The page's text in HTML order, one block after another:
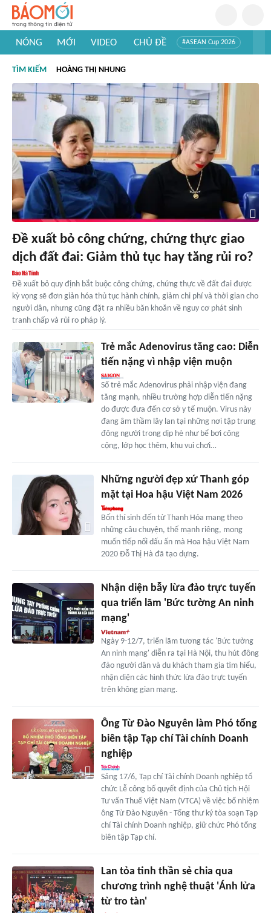
NÓNG MỚI VIDEO CHỦ ĐỀ #ASEAN Cup 2026
#Khám phá thế giới
TÌM KIẾM HOÀNG THỊ NHUNG
Đề xuất bỏ công chứng, chứng thực giao
dịch đất đai: Giảm thủ tục hay tăng rủi ro?
Đề xuất bỏ quy định bắt buộc công chứng, chứng thực về đất đai được
kỳ vọng sẽ đơn giản hóa thủ tục hành chính, giảm chi phí và thời gian cho
người dân, nhưng cũng đặt ra nhiều băn khoăn về nguy cơ phát sinh
tranh chấp và rủi ro pháp lý.
Trẻ mắc Adenovirus tăng cao: Diễn
tiến nặng vì nhập viện muộn
Số trẻ mắc Adenovirus phải nhập viện đang
tăng mạnh, nhiều trường hợp diễn tiến nặng
do được đưa đến cơ sở y tế muộn. Virus này
đang âm thầm lây lan tại những nơi tập trung
đông người trong dịp hè như bể bơi công
cộng, lớp học thêm, khu vui chơi…
Những người đẹp xứ Thanh góp
mặt tại Hoa hậu Việt Nam 2026
Bốn thí sinh đến từ Thanh Hóa mang theo
những câu chuyện, thế mạnh riêng, mong
muốn tiếp nối dấu ấn mà Hoa hậu Việt Nam
2020 Đỗ Thị Hà đã tạo dựng.
Nhận diện bẫy lừa đảo trực tuyến
qua triển lãm 'Bức tường An ninh
mạng'
Ngày 9-12/7, triển lãm tương tác 'Bức tường
An ninh mạng' diễn ra tại Hà Nội, thu hút đông
đảo người dân và du khách tham gia tìm hiểu,
nhận diện các hình thức lừa đảo trực tuyến
trên không gian mạng.
Ông Từ Đào Nguyên làm Phó tổng
biên tập Tạp chí Tài chính Doanh
nghiệp
Sáng 17/6, Tạp chí Tài chính Doanh nghiệp tổ
chức Lễ công bố quyết định của Chủ tịch Hội
Tư vấn Thuế Việt Nam (VTCA) về việc bổ nhiệm
ông Từ Đào Nguyên - Tổng thư ký tòa soạn Tạp
chí Tài chính Doanh nghiệp, giữ chức Phó tổng
biên tập Tạp chí.
Lan tỏa tinh thần sẻ chia qua
chương trình nghệ thuật 'Ánh lửa
từ tro tàn'